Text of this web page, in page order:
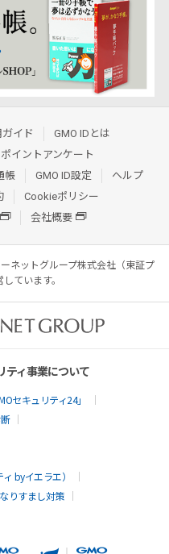
ガイド
GMO IDとは
イントアンケート
帳 GMO ID設定
ヘルプ
Cookieポリシー
会社概要
ネットグループ株式会社（東証プ
ています。
ティ事業について
セキュリティ24」
byイエラエ）
なりすまし対策